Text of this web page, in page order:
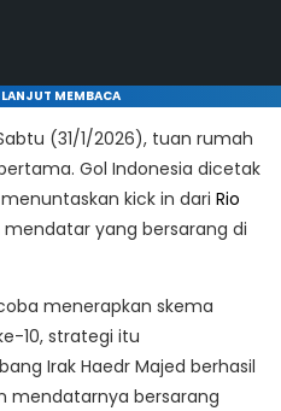
MEMBACA
(31/1/2026), tuan rumah
Gol Indonesia dicetak
kick in dari Rio
yang bersarang di
menerapkan skema
10, strategi itu
Irak Haedr Majed berhasil
mendatarnya bersarang